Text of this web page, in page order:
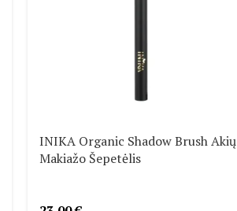
INIKA Organic Shadow Brush Akių
Makiažo Šepetėlis